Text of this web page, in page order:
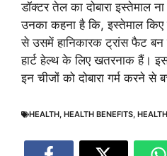
डॉक्टर तेल का दोबारा इस्तेमाल
उनका कहना है कि, इस्तेमाल किए
से उसमें हानिकारक ट्रांस फैट
हार्ट हेल्थ के लिए खतरनाक हैं।
इन चीजों को दोबारा गर्म करने से
HEALTH, HEALTH BENEFITS,